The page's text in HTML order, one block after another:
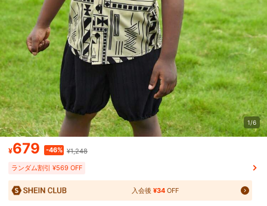
1/6
¥679 -46% ¥1,248
ランダム割引 ¥569 OFF
入会後¥34 OFF